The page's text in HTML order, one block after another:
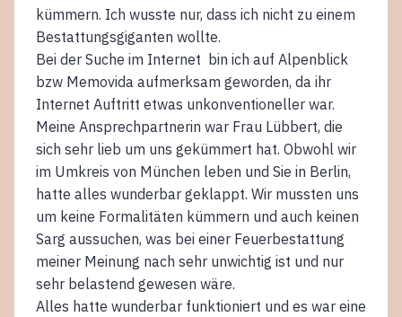
kümmern. Ich wusste nur, dass ich nicht zu einem
Bestattungsgiganten wollte.
Bei der Suche im Internet bin ich auf Alpenblick
bzw Memovida aufmerksam geworden, da ihr
Internet Auftritt etwas unkonventioneller war.
Meine Ansprechpartnerin war Frau Lübbert, die
sich sehr lieb um uns gekümmert hat. Obwohl wir
im Umkreis von München leben und Sie in Berlin,
hatte alles wunderbar geklappt. Wir mussten uns
um keine Formalitäten kümmern und auch keinen
Sarg aussuchen, was bei einer Feuerbestattung
meiner Meinung nach sehr unwichtig ist und nur
sehr belastend gewesen wäre.
Alles hatte wunderbar funktioniert und es war eine